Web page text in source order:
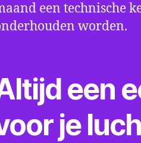
een technische
worden.
een
je